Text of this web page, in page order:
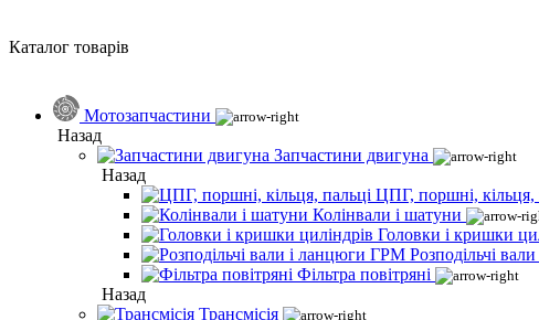
Каталог товарів
Мотозапчастини
Назад
Запчастини двигуна
Назад
ЦПГ, поршні, кільця,
Колінвали і шатуни
Головки і кришки
Розподільчі
Фільтра повітряні
Назад
Трансмісія